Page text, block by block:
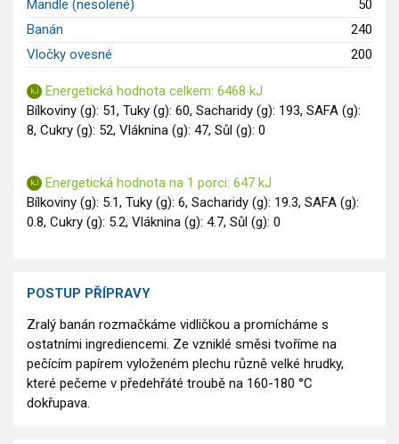
Mandle (nesolené)
50
Banán
240
Vločky ovesné
200
Energetická hodnota celkem: 6468 kJ
Bílkoviny (g): 51, Tuky (g): 60, Sacharidy (g): 193, SAFA (g):
8, Cukry (g): 52, Vláknina (g): 47, Sůl (g): 0
Energetická hodnota na 1 porci: 647 kJ
Bílkoviny (g): 5.1, Tuky (g): 6, Sacharidy (g): 19.3, SAFA (g):
0.8, Cukry (g): 5.2, Vláknina (g): 4.7, Sůl (g): 0
POSTUP PŘÍPRAVY
Zralý banán rozmačkáme vidličkou a promícháme s
ostatními ingrediencemi. Ze vzniklé směsi tvoříme na
pečícím papírem vyloženém plechu různě velké hrudky,
které pečeme v předehřáté troubě na 160-180 °C
dokřupava.